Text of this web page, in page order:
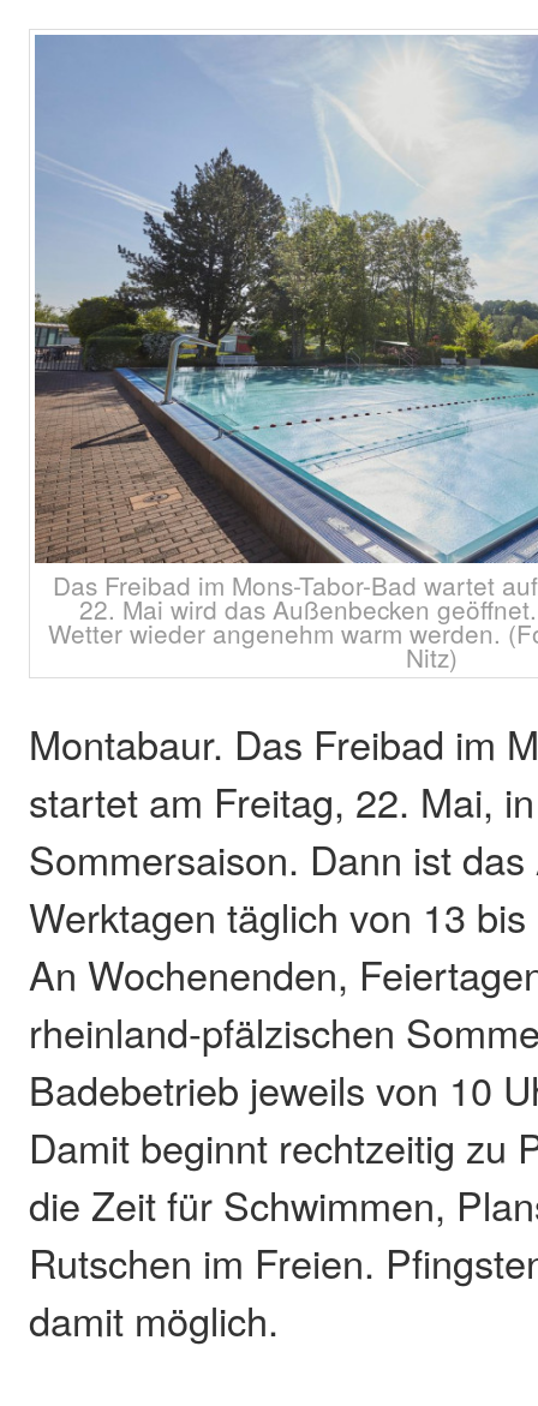
Das Freibad im Mons-Tabor-Bad wartet
22. Mai wird das Außenbecken
Wetter wieder angenehm warm werden.
Nitz)
Montabaur. Das Freibad im
startet am Freitag, 22. Mai,
Sommersaison. Dann ist
Werktagen täglich von 13
An Wochenenden,
rheinland-pfälzischen
Badebetrieb jeweils von 10
Damit beginnt rechtzeitig zu
die Zeit für Schwimmen,
Rutschen im Freien.
damit möglich.